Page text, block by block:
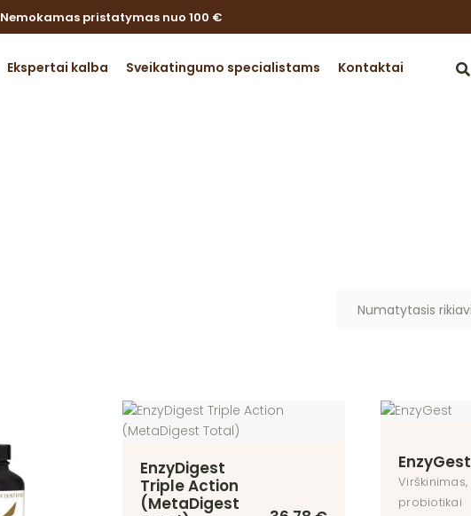
Nemokamas pristatymas nuo 100 €
Ekspertai kalba Sveikatingumo specialistams Kontaktai
EnzyDigest
Triple Action
(MetaDigest
EnzyGest
Virškinimas,
probiotikai